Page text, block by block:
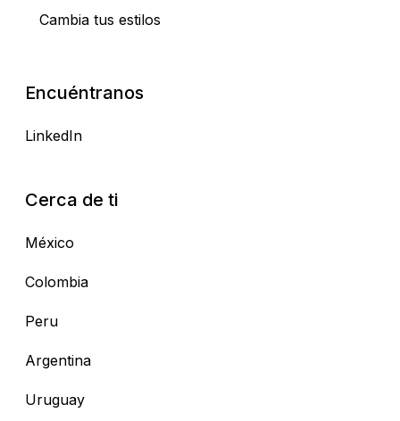
Cambia tus estilos
Encuéntranos
LinkedIn
Cerca de ti
México
Colombia
Peru
Argentina
Uruguay